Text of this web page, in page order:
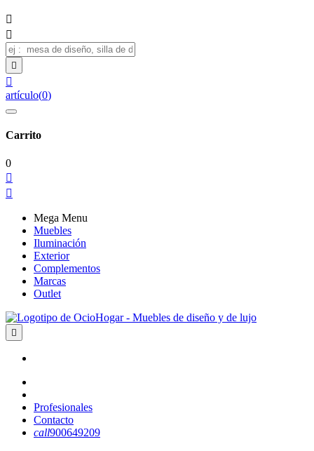




artículo(0)
Carrito
0


Mega Menu
Muebles
Iluminación
Exterior
Complementos
Marcas
Outlet

Profesionales
Contacto
call900649209